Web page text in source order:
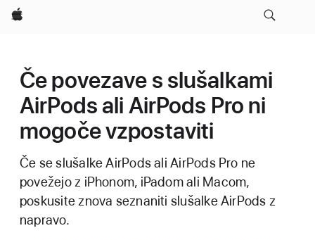
Apple
Če povezave s slušalkami
AirPods ali AirPods Pro ni
mogoče vzpostaviti
Če se slušalke AirPods ali AirPods Pro ne
povežejo z iPhonom, iPadom ali Macom,
poskusite znova seznaniti slušalke AirPods z
napravo.